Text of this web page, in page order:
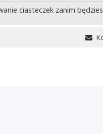
ciasteczek zanim